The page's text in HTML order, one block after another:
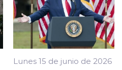
Lunes 15 de junio de 2026